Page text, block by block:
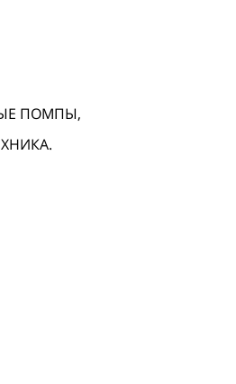
ПОМПЫ,